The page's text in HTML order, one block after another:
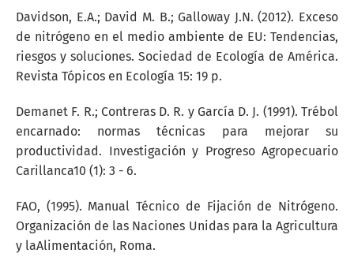
Davidson, E.A.; David M. B.; Galloway J.N. (2012). Exceso
de nitrógeno en el medio ambiente de EU: Tendencias,
riesgos y soluciones. Sociedad de Ecología de América.
Revista Tópicos en Ecología 15: 19 p.
Demanet F. R.; Contreras D. R. y García D. J. (1991). Trébol
encarnado: normas técnicas para mejorar su
productividad. Investigación y Progreso Agropecuario
Carillanca10 (1): 3 - 6.
FAO, (1995). Manual Técnico de Fijación de Nitrógeno.
Organización de las Naciones Unidas para la Agricultura
y laAlimentación, Roma.